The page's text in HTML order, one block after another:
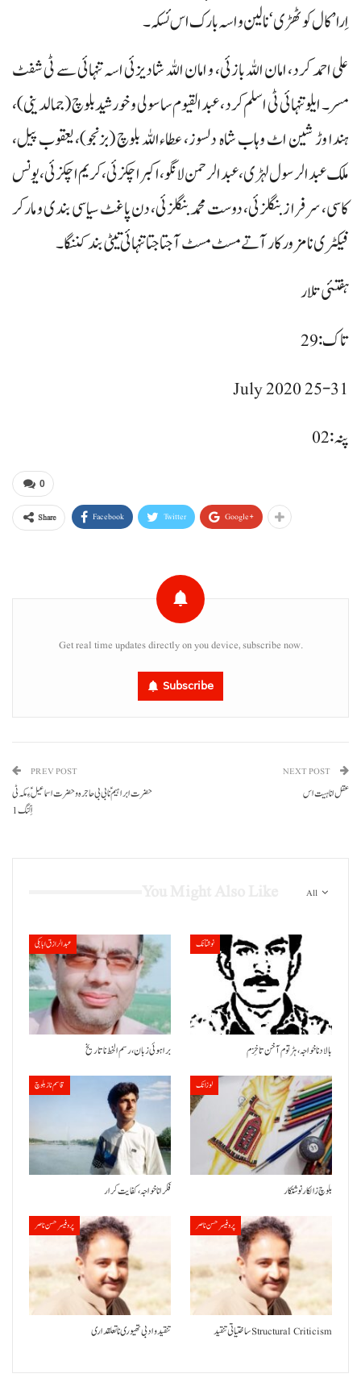
اِرا ’کال کوٹھڑی‘ نا لین و اسہ بارک اس ئسکہ۔
علی احمد کرد، امان اللہ بازئی، و امان اللہ شادیزئی اسہ تنہائی سے ٹی شفٹ
مسر۔ ایلو تنہائی ٹی اسلم کرد، عبدالقیوم ساسولی و خورشید بلوچ (جمالدینی)،
ہندا وڑ شین اٹ وہاب شاہ دلسوز، عطاءاللہ بلوچ (بزنجو)، یعقوب پیل،
ملک عبدالرسول لہڑی، عبدالرحمن لانگو، اکبر اچکزئی، کریم اچکزئی، یونس
کاسی، سرفراز بنگلزئی، دوست محمد بنگلزئی، دن پا غٹ سیاسی بندی و مارکر
فیکٹری نا مزورکار آتے مسٹ مسٹ آ جتا جتا تنہائی تیٹی بند کننگا۔
ہفتئی تلار
تاک: 29
25-31 July 2020
پنہ: 02
0
Share Facebook Twitter Google+
Get real time updates directly on you device, subscribe now.
Subscribe
PREV POST
حضرت ابراہیم ؑ نا بی بی حاجرہ و حضرت اسماعیل ؑ ءِ مکہ ٹی
اِلّنگ 1
NEXT POST
عقل انا ہیت اس
All
عبدالرازق ابابکی
براہوئی زبان ،رسم الخط نا تاریخ
نوشتانک
بالاد نا خواجہ، ہڑتوم آ خن تا خِزم
قاسم ناز بلوچ
فکر انا خواجہ، کفایت کرار
لوزانک
بلوچ زالکار نوشتکار
پروفیسر حسن ناصر
تنقید و ادبی تھیوری نا تعلقداری
پروفیسر حسن ناصر
ساختیاتی تنقید Structural Criticism